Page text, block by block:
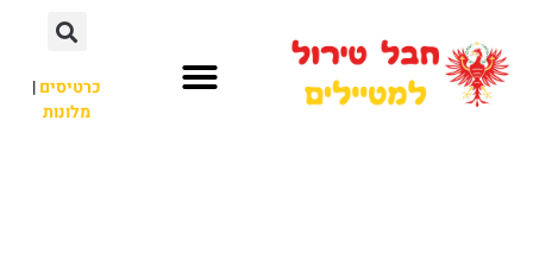
כרטיסים|
מלונות